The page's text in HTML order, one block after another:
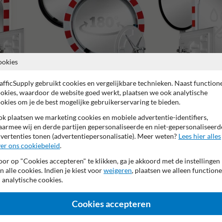
Verkeersspiegels grote kijkhoek (180
graden)
Verkeersspiegels anti-
jaar fabrieksgarantie Vandalismebestendig Kijkhoek 90
gebruikt cookies en vergelijkbare technieken. Naast
waardoor de website goed werkt, plaatsen we ook analytische
om je de best mogelijke gebruikerservaring te bieden.
plaatsen we marketing cookies en mobiele advertentie-identifiers,
wij en derde partijen gepersonaliseerde en niet-
tonen (advertentiepersonalisatie). Meer weten? Lees hier alles
ons cookiebeleid.
op "Cookies accepteren" te klikken, ga je akkoord met de instellingen
alle cookies. Indien je kiest voorweigeren, plaatsen we alleen
analytische cookies.
Cookies accepteren